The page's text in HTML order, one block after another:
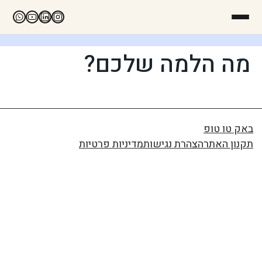
מה הלמה שלכם?
באק טו טופ
תקנון האתרהצהרת נגישותמדיניות פרטיות